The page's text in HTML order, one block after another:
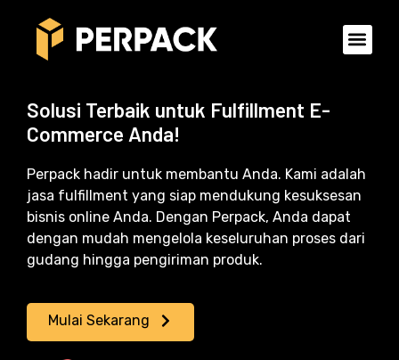
Solusi Terbaik untuk Fulfillment E-
Commerce Anda!
Perpack hadir untuk membantu Anda. Kami adalah
jasa fulfillment yang siap mendukung kesuksesan
bisnis online Anda. Dengan Perpack, Anda dapat
dengan mudah mengelola keseluruhan proses dari
gudang hingga pengiriman produk.
Mulai Sekarang